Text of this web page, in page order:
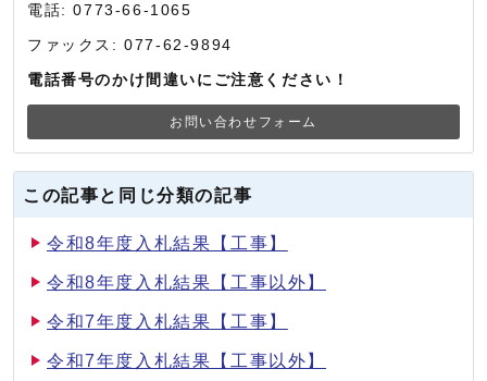
電話: 0773-66-1065
ファックス: 077-62-9894
電話番号のかけ間違いにご注意ください！
お問い合わせフォーム
この記事と同じ分類の記事
令和8年度入札結果【工事】
令和8年度入札結果【工事以外】
令和7年度入札結果【工事】
令和7年度入札結果【工事以外】